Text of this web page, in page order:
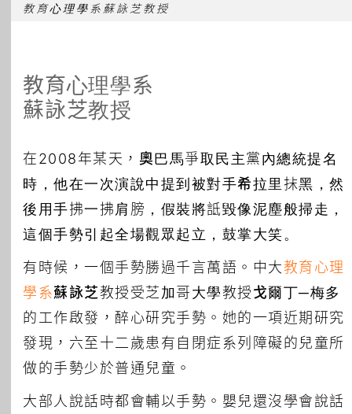
教育心理學系蘇詠芝教授
教育心理學系
蘇詠芝教授
在2008年某天， 奧巴馬爭取民主黨內總統提名
時，他在一次演說中提到被對手希拉里抹黑，然
後用手拂一拂肩膀，假裝將詆毀像泥塵般掃走，
這個手勢引起全場觀眾起立，鼓掌大笑。
有時候，一個手勢勝過千言萬語。中大教育心理
學系蘇詠芝教授受芝加哥大學教授戈爾丁─梅多
的工作啟發，醉心研究手勢。她的一項近期研究
發現，六至十二歲患有自閉症系列障礙的兒童所
做的手勢少於普通兒童。
大部人說話時都會輔以手勢。嬰兒還沒學會說話